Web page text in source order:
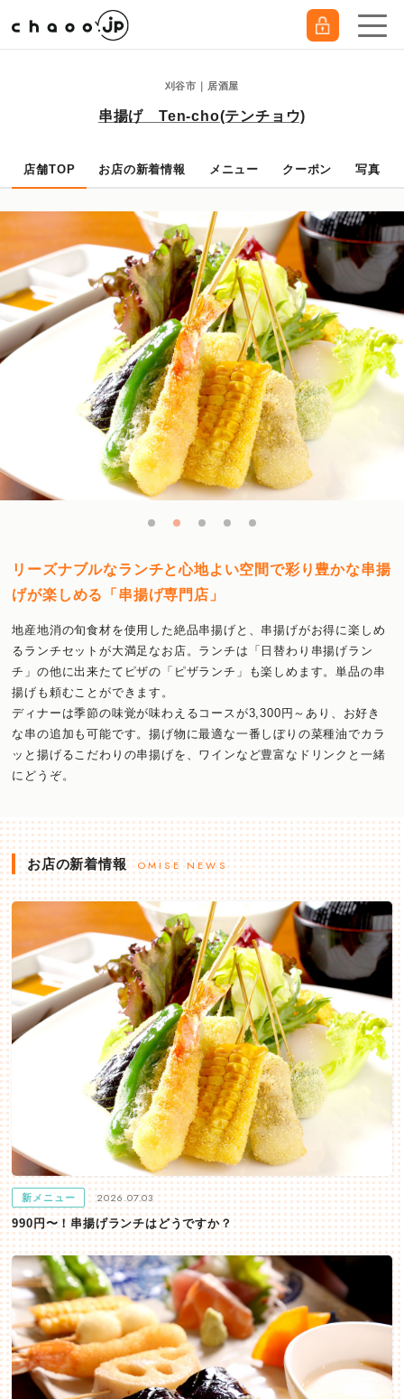
刈谷市｜居酒屋
串揚げ Ten-cho(テンチョウ)
店舗TOP お店の新着情報 メニュー クーポン 写真
リーズナブルなランチと心地よい空間で彩り豊かな串揚
げが楽しめる「串揚げ専門店」
地産地消の旬食材を使用した絶品串揚げと、串揚げがお得に楽しめ
るランチセットが大満足なお店。ランチは「日替わり串揚げラン
チ」の他に出来たてピザの「ピザランチ」も楽しめます。単品の串
揚げも頼むことができます。
ディナーは季節の味覚が味わえるコースが3,300円～あり、お好き
な串の追加も可能です。揚げ物に最適な一番しぼりの菜種油でカラ
ッと揚げるこだわりの串揚げを、ワインなど豊富なドリンクと一緒
にどうぞ。
お店の新着情報 OMISE NEWS
新メニュー 2026.07.03
990円〜！串揚げランチはどうですか？